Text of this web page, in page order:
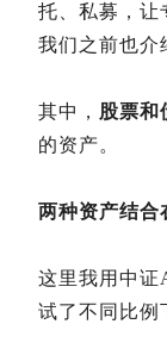
托、私募，让
我们之前也介
其中， 股票和
的资产。
两种资产结合
这里我用中证
试了不同比例